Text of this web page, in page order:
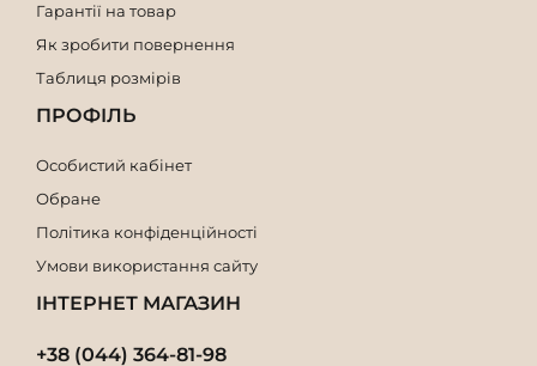
Гарантії на товар
Як зробити повернення
Таблиця розмірів
ПРОФІЛЬ
Особистий кабінет
Обране
Політика конфіденційності
Умови використання сайту
ІНТЕРНЕТ МАГАЗИН
+38 (044) 364-81-98